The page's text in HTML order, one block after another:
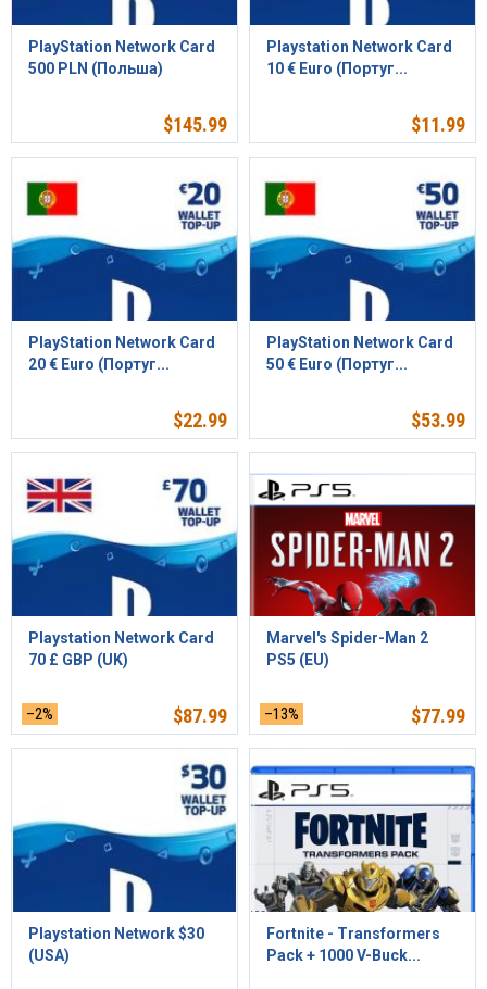
PlayStation Network Card
500 PLN (Польша)
$145.99
Playstation Network Card
10 € Euro (Португ...
$11.99
PlayStation Network Card
20 € Euro (Португ...
$22.99
PlayStation Network Card
50 € Euro (Португ...
$53.99
Playstation Network Card
70 £ GBP (UK)
–2% $87.99
Marvel's Spider-Man 2
PS5 (EU)
–13% $77.99
Playstation Network $30
(USA)
Fortnite - Transformers
Pack + 1000 V-Buck...